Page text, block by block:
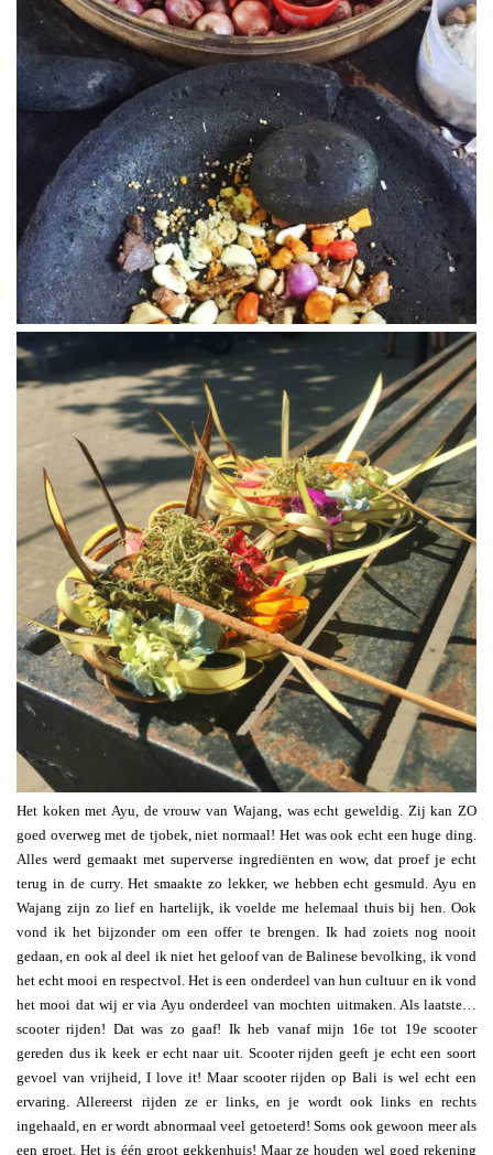
Het koken met Ayu, de vrouw van Wajang, was echt geweldig. Zij kan ZO
goed overweg met de tjobek, niet normaal! Het was ook echt een huge ding.
Alles werd gemaakt met superverse ingrediënten en wow, dat proef je echt
terug in de curry. Het smaakte zo lekker, we hebben echt gesmuld. Ayu en
Wajang zijn zo lief en hartelijk, ik voelde me helemaal thuis bij hen. Ook
vond ik het bijzonder om een offer te brengen. Ik had zoiets nog nooit
gedaan, en ook al deel ik niet het geloof van de Balinese bevolking, ik vond
het echt mooi en respectvol. Het is een onderdeel van hun cultuur en ik vond
het mooi dat wij er via Ayu onderdeel van mochten uitmaken. Als laatste…
scooter rijden! Dat was zo gaaf! Ik heb vanaf mijn 16e tot 19e scooter
gereden dus ik keek er echt naar uit. Scooter rijden geeft je echt een soort
gevoel van vrijheid, I love it! Maar scooter rijden op Bali is wel echt een
ervaring. Allereerst rijden ze er links, en je wordt ook links en rechts
ingehaald, en er wordt abnormaal veel getoeterd! Soms ook gewoon meer als
een groet. Het is één groot gekkenhuis! Maar ze houden wel goed rekening